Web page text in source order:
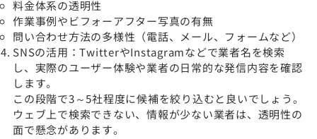
料金体系の透明性
作業事例やビフォーアフター写真の有無
問い合わせ方法の多様性（電話、メール、フォームなど）
SNSの活用：TwitterやInstagramなどで業者名を検索
し、実際のユーザー体験や業者の日常的な発信内容を確認
します。
この段階で3～5社程度に候補を絞り込むと良いでしょう。
ウェブ上で検索できない、情報が少ない業者は、透明性の
面で懸念があります。